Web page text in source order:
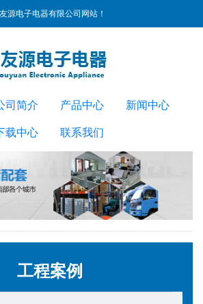
源电子电器有限公司网站！
服务热线：
司简介 产品中心
新闻中心
载中心 联系我们
工程案例